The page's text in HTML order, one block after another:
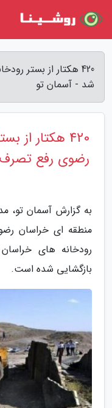
420 هکتار از بستر
شد - آسمان تو
420 هکتار
رضوی رفع
به گزارش آسمان تو،
بازگشایی شده است.